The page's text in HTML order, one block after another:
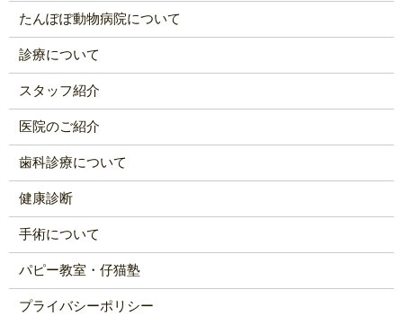
たんぽぽ動物病院について
診療について
スタッフ紹介
医院のご紹介
歯科診療について
健康診断
手術について
パピー教室・仔猫塾
プライバシーポリシー